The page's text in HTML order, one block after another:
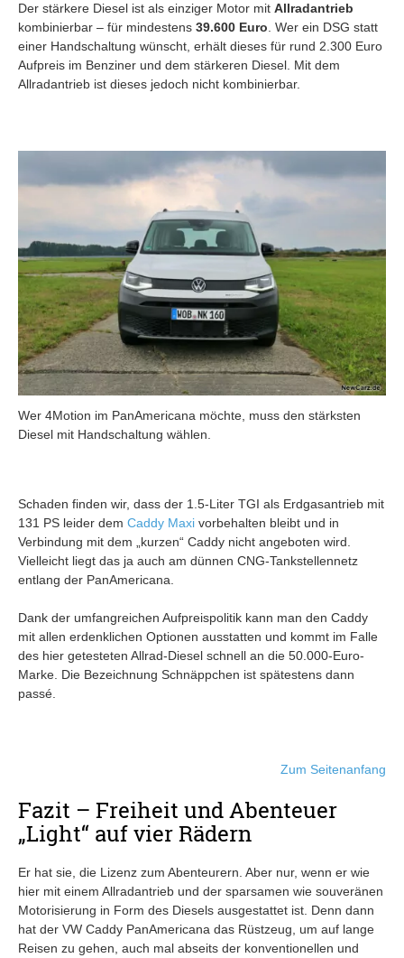
Der stärkere Diesel ist als einziger Motor mit Allradantrieb
kombinierbar – für mindestens 39.600 Euro . Wer ein DSG statt
einer Handschaltung wünscht, erhält dieses für rund 2.300 Euro
Aufpreis im Benziner und dem stärkeren Diesel. Mit dem
Allradantrieb ist dieses jedoch nicht kombinierbar.
Wer 4Motion im PanAmericana möchte, muss den stärksten
Diesel mit Handschaltung wählen.
Schaden finden wir, dass der 1.5-Liter TGI als Erdgasantrieb mit
131 PS leider dem Caddy Maxi vorbehalten bleibt und in
Verbindung mit dem „kurzen“ Caddy nicht angeboten wird.
Vielleicht liegt das ja auch am dünnen CNG-Tankstellennetz
entlang der PanAmericana.
Dank der umfangreichen Aufpreispolitik kann man den Caddy
mit allen erdenklichen Optionen ausstatten und kommt im Falle
des hier getesteten Allrad-Diesel schnell an die 50.000-Euro-
Marke. Die Bezeichnung Schnäppchen ist spätestens dann
passé.
Zum Seitenanfang
Fazit – Freiheit und Abenteuer
„Light“ auf vier Rädern
Er hat sie, die Lizenz zum Abenteurern. Aber nur, wenn er wie
hier mit einem Allradantrieb und der sparsamen wie souveränen
Motorisierung in Form des Diesels ausgestattet ist. Denn dann
hat der VW Caddy PanAmericana das Rüstzeug, um auf lange
Reisen zu gehen, auch mal abseits der konventionellen und